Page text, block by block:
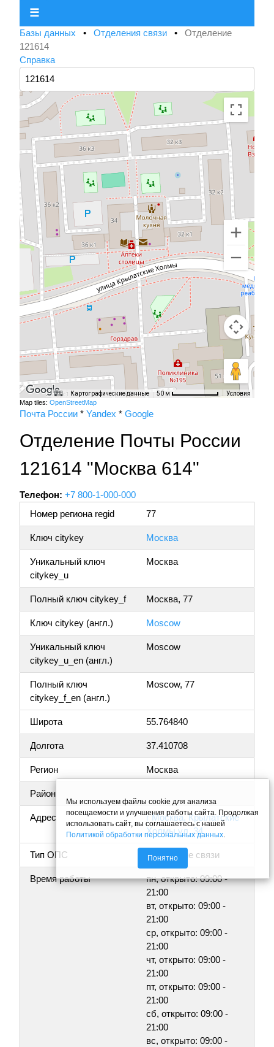
☰
Базы данных • Отделения связи • Отделение
121614
Справка
Картографические данные 50 м Условия
Map tiles: OpenStreetMap
Почта России * Yandex * Google
Отделение Почты России
121614 "Москва 614"
Телефон: +7 800-1-000-000
Номер региона regid
77
Ключ citykey Москва
Уникальный ключ
citykey_u
Москва
Полный ключ citykey_f Москва, 77
Ключ citykey (англ.) Moscow
Уникальный ключ
citykey_u_en (англ.)
Moscow
Полный ключ
citykey_f_en (англ.)
Moscow, 77
Широта 55.764840
Долгота 37.410708
Регион Москва
Район
Адрес
г Москва, Крылатские
Холмы ул, 34
Тип ОПС Отделение связи
Время работы
пн, открыто: 09:00 -
21:00
вт, открыто: 09:00 -
21:00
ср, открыто: 09:00 -
21:00
чт, открыто: 09:00 -
21:00
пт, открыто: 09:00 -
21:00
сб, открыто: 09:00 -
21:00
вс, открыто: 09:00 -
Мы используем файлы cookie для анализа
посещаемости и улучшения работы сайта. Продолжая
использовать сайт, вы соглашаетесь с нашей
Политикой обработки персональных данных.
Понятно